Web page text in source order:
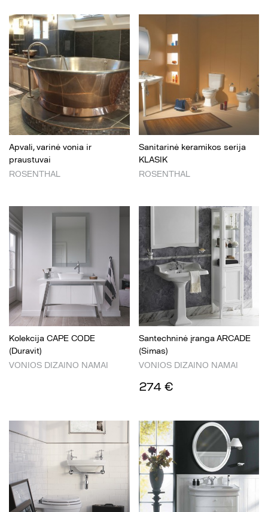
Apvali, varinė vonia ir
praustuvai
ROSENTHAL
Sanitarinė keramikos serija
KLASIK
ROSENTHAL
Kolekcija CAPE CODE
(Duravit)
VONIOS DIZAINO NAMAI
Santechninė įranga ARCADE
(Simas)
VONIOS DIZAINO NAMAI
274 €